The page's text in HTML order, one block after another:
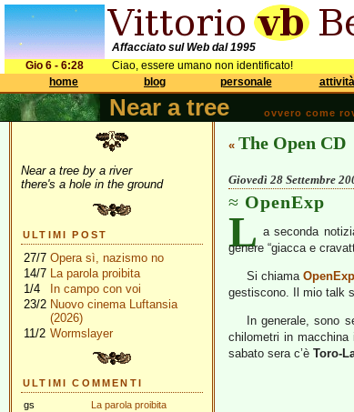
Affacciato sul Web dal 1995
Gio 6 - 6:28
Ciao, essere umano non identificato!
home
blog personale attività
Near a tree ovvero come
Near a tree by a river
there's a hole in the ground
ULTIMI POST
27/7 Opera sì, nazismo no
14/7 La parola proibita
1/4
In campo con voi
23/2 Nuovo cinema Luftansia
(2026)
11/2 Wormslayer
ULTIMI COMMENTI
gs
La parola proibita
« The Open CD
Giovedì 28 Settembre
OpenExp
L a seconda
genere “giacca e
Si chiamaOpenExp
gestiscono. Il mio talk
In generale, sono
chilometri in macchina
sabato sera c’è Toro-